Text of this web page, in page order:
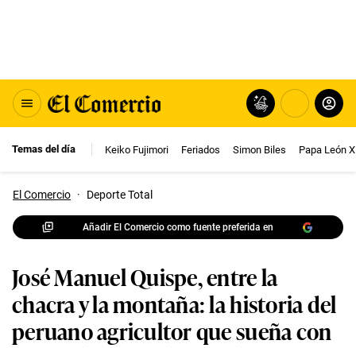
Temas del día Keiko Fujimori Feriados Simon Biles Papa León
El Comercio · Deporte Total
Añadir El Comercio como fuente preferida en
José Manuel Quispe, entre la
chacra y la montaña: la historia del
peruano agricultor que sueña con